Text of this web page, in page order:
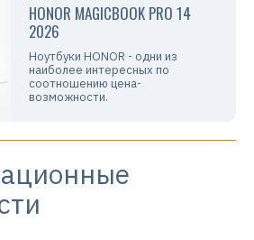
HONOR MAGICBOOK PRO 14
2026
Ноутбуки HONOR - одни из
наиболее интересных по
соотношению цена-
возможности.